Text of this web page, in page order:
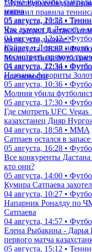
"Чувствую себя
изменил правила
05 августа, 19:56 •
Как сыграл Дастан
матча, что дальше?
05 августа, 18:07 •
Молния убила
05 августа, 17:30 •
еще новости
Елена Рыбакина
матча
05 августа, 23:23 •
Что думают в Левски о
04 августа, 12:42 •
Кайрат и Левски
посмотреть прямую
04 августа, 22:34 •
Названы фавориты
05 августа, 10:36 •
Молния убила
05 августа, 17:30 •
Где смотреть UFC
казахстанец Дияр
04 августа, 18:58 • ММА
Сатпаев остался в
05 августа, 16:28 •
Все конкуренты Дастана
кто они?
05 августа, 14:00 •
Кумира Сатпаева
04 августа, 10:27 •
Напарник Роналду по
Сатпаева
04 августа, 14:57 •
Елена Рыбакина - Дарья
первого матча
05 августа, 15:12 •